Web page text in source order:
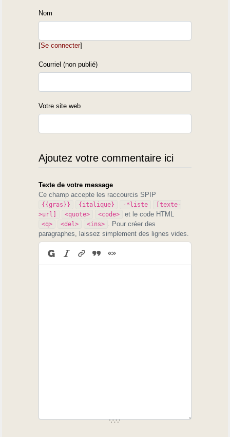
Nom
[Se connecter]
Courriel (non publié)
Votre site web
Ajoutez votre commentaire ici
Texte de votre message
Ce champ accepte les raccourcis SPIP
{{gras}} {italique} -*liste
[texte-
>url]
<quote> <code> et le code HTML
<q> <del> <ins>
. Pour créer des
paragraphes, laissez simplement des lignes vides.